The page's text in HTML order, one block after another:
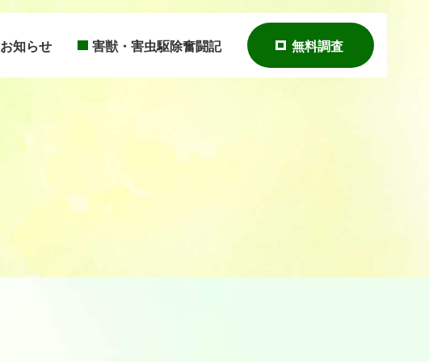
お知らせ 害獣・害虫駆除奮闘記 無料調査